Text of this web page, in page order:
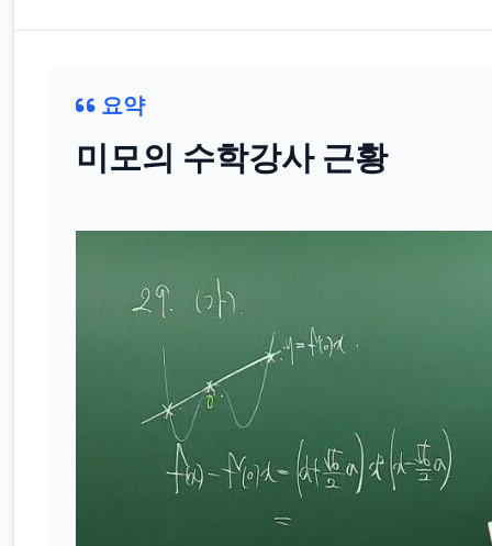
요약
미모의 수학강사 근황